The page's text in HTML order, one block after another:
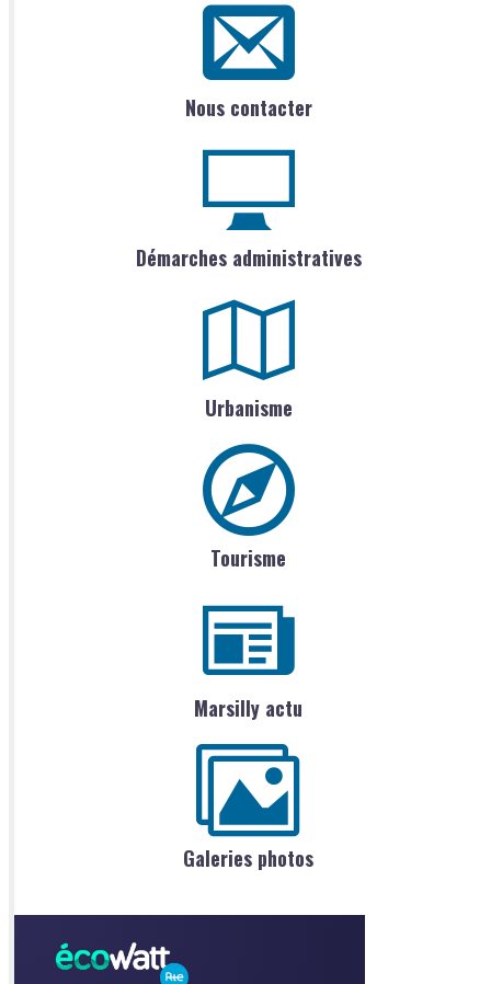
Nous contacter
Démarches administratives
Urbanisme
Tourisme
Marsilly actu
Galeries photos